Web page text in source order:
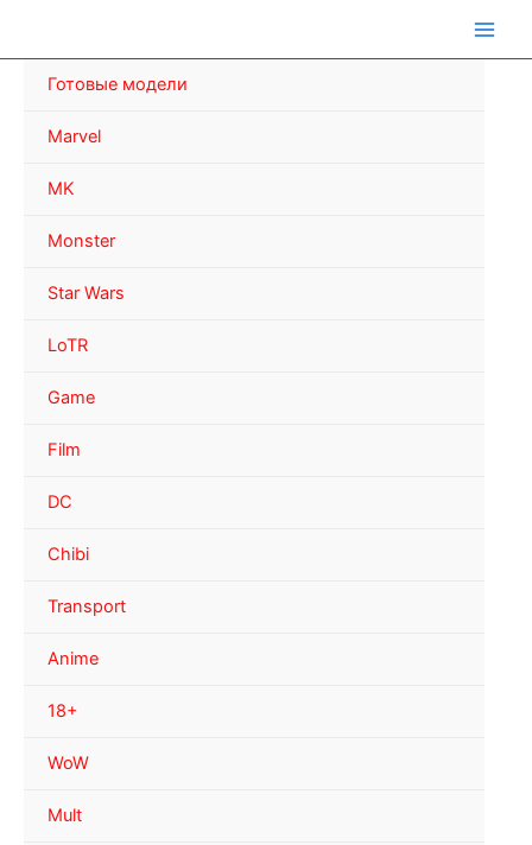
Готовые модели
Marvel
MK
Monster
Star Wars
LoTR
Game
Film
DC
Chibi
Transport
Anime
18+
WoW
Mult